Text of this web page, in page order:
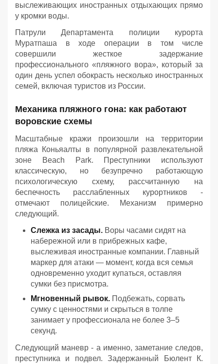
выслеживающих иностранных отдыхающих прямо
у кромки воды.
Патрули Департамента полиции курорта
Муратпаша в ходе операции в том числе
совершили жесткое задержание
профессионального «пляжного вора», который за
один день успел обокрасть несколько иностранных
семей, включая туристов из России.
Механика пляжного гона: как работают
воровские схемы
Масштабные кражи произошли на территории
пляжа Коньяалты в популярной развлекательной
зоне Beach Park. Преступники используют
классическую, но безупречно работающую
психологическую схему, рассчитанную на
беспечность расслабленных курортников -
отмечают полицейские. Механизм примерно
следующий.
Слежка из засады. Воры часами сидят на
набережной или в прибрежных кафе,
выслеживая иностранные компании. Главный
маркер для атаки — момент, когда вся семья
одновременно уходит купаться, оставляя
сумки без присмотра.
Мгновенный рывок. Подбежать, сорвать
сумку с ценностями и скрыться в толпе
занимает у профессионала не более 3–5
секунд.
Следующий маневр - а именно, заметание следов,
преступника и подвел. Задержанный Бюлент К.